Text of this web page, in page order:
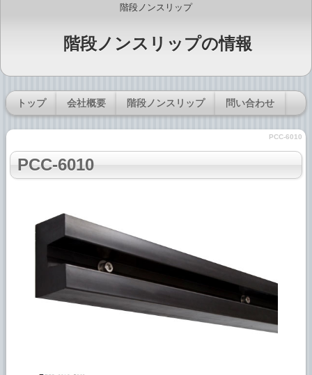
階段ノンスリップ
階段ノンスリップの情報
トップ 会社概要 階段ノンスリップ 問い合わせ
PCC-6010
PCC-6010